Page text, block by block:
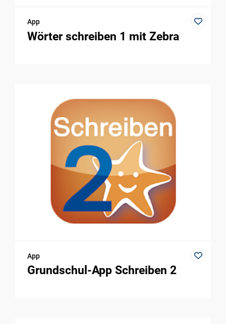
App
Wörter schreiben 1 mit Zebra
App
Grundschul-App Schreiben 2